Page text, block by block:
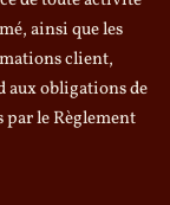
ainsi que les
client,
aux obligations de
le Règlement